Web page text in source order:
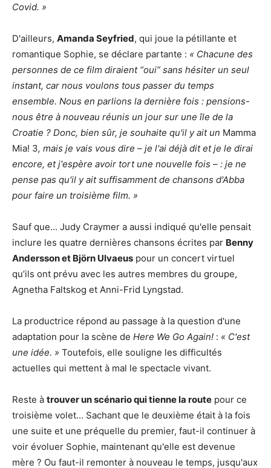
Covid. »
D'ailleurs, Amanda Seyfried, qui joue la pétillante et
romantique Sophie, se déclare partante : « Chacune des
personnes de ce film diraient “oui” sans hésiter un seul
instant, car nous voulons tous passer du temps
ensemble. Nous en parlions la dernière fois : pensions-
nous être à nouveau réunis un jour sur une île de la
Croatie ? Donc, bien sûr, je souhaite qu'il y ait un Mamma
Mia! 3, mais je vais vous dire – je l'ai déjà dit et je le dirai
encore, et j'espère avoir tort une nouvelle fois – : je ne
pense pas qu'il y ait suffisamment de chansons d'Abba
pour faire un troisième film. »
Sauf que... Judy Craymer a aussi indiqué qu'elle pensait
inclure les quatre dernières chansons écrites par Benny
Andersson et Björn Ulvaeus pour un concert virtuel
qu’ils ont prévu avec les autres membres du groupe,
Agnetha Faltskog et Anni-Frid Lyngstad.
La productrice répond au passage à la question d'une
adaptation pour la scène de Here We Go Again! : « C'est
une idée. » Toutefois, elle souligne les difficultés
actuelles qui mettent à mal le spectacle vivant.
Reste à trouver un scénario qui tienne la route pour ce
troisième volet... Sachant que le deuxième était à la fois
une suite et une préquelle du premier, faut-il continuer à
voir évoluer Sophie, maintenant qu'elle est devenue
mère ? Ou faut-il remonter à nouveau le temps, jusqu'aux